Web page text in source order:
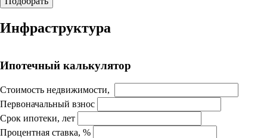
Инфраструктура
Для корректной работы Raster JS API нужен ключ. Помощь:
Ипотечный калькулятор
Стоимость недвижимости,
Первоначальный взнос
Срок ипотеки, лет
Процентная ставка, %